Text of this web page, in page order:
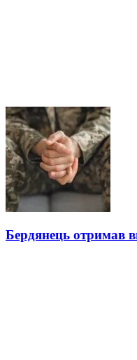
Бердянець отримав